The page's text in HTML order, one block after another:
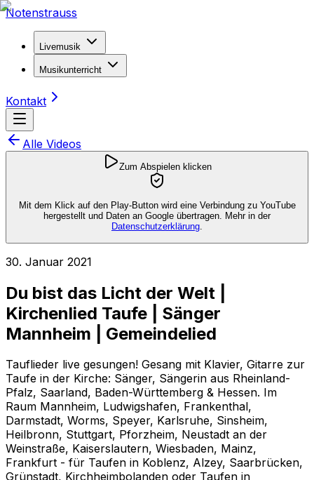
Notenstrauss
Livemusik
Musikunterricht
Kontakt
Alle Videos
Zum Abspielen klicken
Mit dem Klick auf den Play-Button wird eine Verbindung zu YouTube
hergestellt und Daten an Google übertragen. Mehr in der
Datenschutzerklärung.
30. Januar 2021
Du bist das Licht der Welt |
Kirchenlied Taufe | Sänger
Mannheim | Gemeindelied
Tauflieder live gesungen! Gesang mit Klavier, Gitarre zur
Taufe in der Kirche: Sänger, Sängerin aus Rheinland-
Pfalz, Saarland, Baden-Württemberg & Hessen. Im
Raum Mannheim, Ludwigshafen, Frankenthal,
Darmstadt, Worms, Speyer, Karlsruhe, Sinsheim,
Heilbronn, Stuttgart, Pforzheim, Neustadt an der
Weinstraße, Kaiserslautern, Wiesbaden, Mainz,
Frankfurt - für Taufen in Koblenz, Alzey, Saarbrücken,
Grünstadt, Kirchheimbolanden oder Taufen in